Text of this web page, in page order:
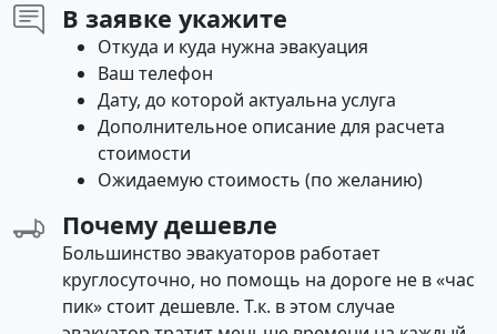
В заявке укажите
Откуда и куда нужна эвакуация
Ваш телефон
Дату, до которой актуальна услуга
Дополнительное описание для расчета
стоимости
Ожидаемую стоимость (по желанию)
Почему дешевле
Большинство эвакуаторов работает
круглосуточно, но помощь на дороге не в «час
пик» стоит дешевле. Т.к. в этом случае